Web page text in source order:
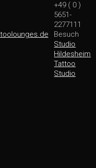
+49 ( 0 )
5651-
2277111
Besuch
Studio
Hildesheim
Tattoo
Studio